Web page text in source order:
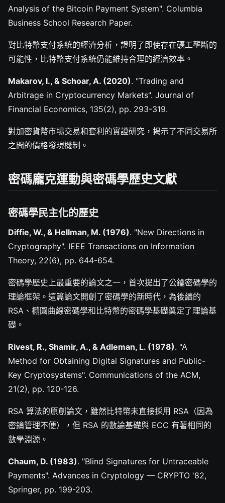
Analysis of the Bitcoin Payment System". Columbia
Business School Research Paper.
對比特幣支付系統的經濟分析，證明了即使存在礦工壟斷的
可能性，比特幣支付系統仍能維持合理的經濟效率。
Makarov, I., & Schoar, A. (2020). "Trading and
Arbitrage in Cryptocurrency Markets". Journal of
Financial Economics, 135(2), pp. 293-319.
對加密貨幣市場交易和套利的實證研究，揭示了不同交易所
之間的價格發現機制。
密碼龐克運動與密碼學歷史文獻
密碼學民主化的歷史
Diffie, W., & Hellman, M. (1976). "New Directions in
Cryptography". IEEE Transactions on Information
Theory, 22(6), pp. 644-654.
密碼學歷史上最重要的論文之一，首次提出了公鑰密碼學的
理論框架。這篇論文開創了密碼學的新時代，為後續的
RSA、橢圓曲線密碼學和比特幣的密碼學基礎奠定了理論基
礎。
Rivest, R., Shamir, A., & Adleman, L. (1978). "A
Method for Obtaining Digital Signatures and Public-
Key Cryptosystems". Communications of the ACM,
21(2), pp. 120-126.
RSA 算法的原創論文，雖然比特幣未直接採用 RSA（因為
密鑰管理不便），但 RSA 的數論基礎與 ECC 有著相同的
數學淵源。
Chaum, D. (1983). "Blind Signatures for Untraceable
Payments". Advances in Cryptology — CRYPTO '82,
Springer, pp. 199-203.